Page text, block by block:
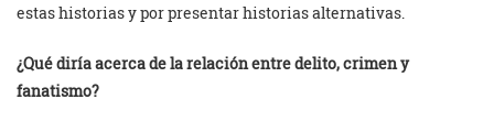
estas historias y por presentar historias alternativas.
¿Qué diría acerca de la relación entre delito, crimen y
fanatismo?